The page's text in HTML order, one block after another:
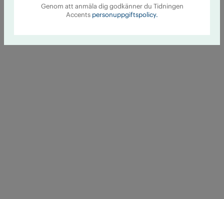
Genom att anmäla dig godkänner du Tidningen
Accents personuppgiftspolicy.